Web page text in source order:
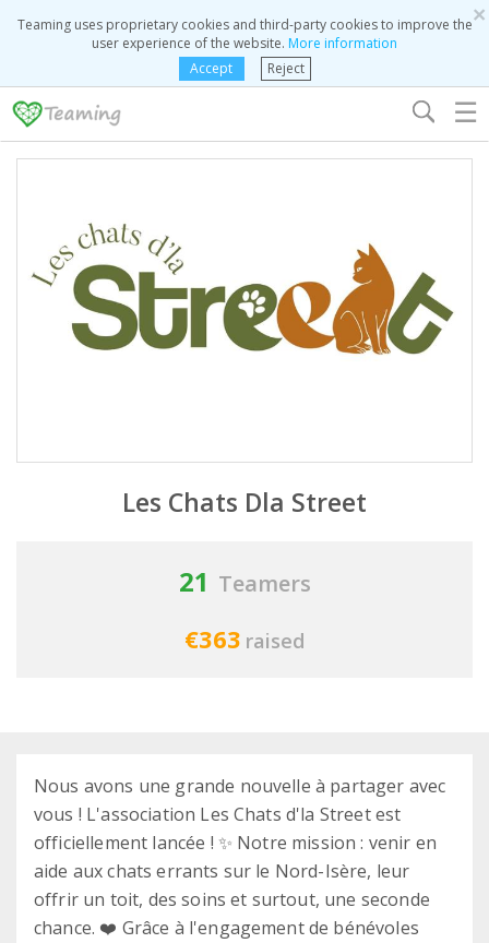
×
Teaming uses proprietary cookies and third-party cookies to improve the
user experience of the website. More information
Accept
Reject
☰
Les Chats Dla Street
21 Teamers
€363 raised
Nous avons une grande nouvelle à partager avec
vous ! L'association Les Chats d'la Street est
officiellement lancée ! ✨ Notre mission : venir en
aide aux chats errants sur le Nord-Isère, leur
offrir un toit, des soins et surtout, une seconde
chance. ❤️ Grâce à l'engagement de bénévoles